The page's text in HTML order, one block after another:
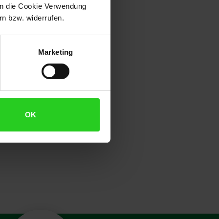
die Cookie Verwendung
bzw. widerrufen.
Marketing
OK
Die Wasserstandsanzeige
stoppt der Wasserkocher